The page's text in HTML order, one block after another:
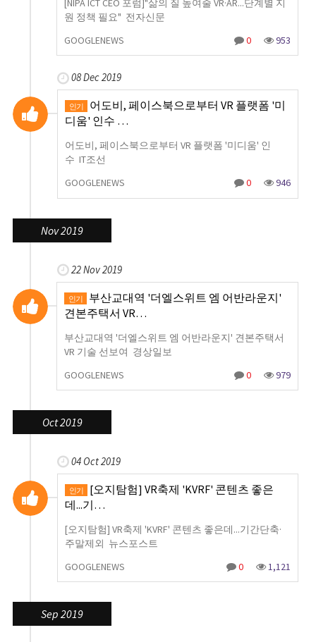
[NIPA ICT CEO 포럼]"삶의 질 높여줄 VR·AR...단계별 지
원 정책 필요" 전자신문
GOOGLENEWS
0 953
08 Dec 2019
인기
어도비, 페이스북으로부터 VR 플랫폼 '미
디움' 인수 …
어도비, 페이스북으로부터 VR 플랫폼 '미디움' 인
수 IT조선
GOOGLENEWS
0 946
Nov 2019
22 Nov 2019
인기
부산교대역 '더엘스위트 엠 어반라운지'
견본주택서 VR…
부산교대역 '더엘스위트 엠 어반라운지' 견본주택서
VR 기술 선보여 경상일보
GOOGLENEWS
0 979
Oct 2019
04 Oct 2019
인기
[오지탐험] VR축제 'KVRF' 콘텐츠 좋은
데...기…
[오지탐험] VR축제 'KVRF' 콘텐츠 좋은데...기간단축·
주말제외 뉴스포스트
GOOGLENEWS
0 1,121
Sep 2019